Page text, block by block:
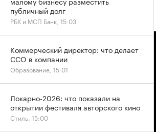
публичный долг
РБК и МСП Банк, 15:03
Коммерческий директор: что делает
CCO в компании
Образование, 15:01
Локарно-2026: что показали на
открытии фестиваля авторского кино
Стиль, 15:00